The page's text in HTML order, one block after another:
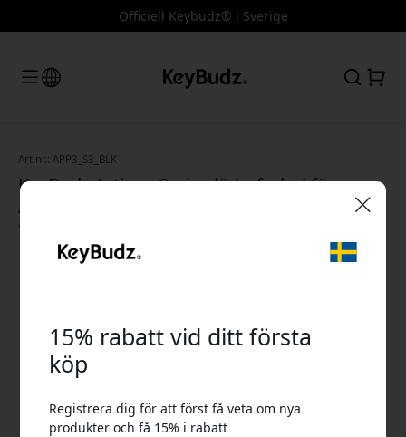
Officiell Keybudz® i Sverige
Art.nr.: APP3_S3_BLK
KeyBudz Artisan Series läderfodral för
AirPods Pro 3 med italienskt läder och
trådlös laddning - Svart
15% rabatt vid ditt första
köp
Registrera dig för att först få veta om nya
produkter och få 15% i rabatt